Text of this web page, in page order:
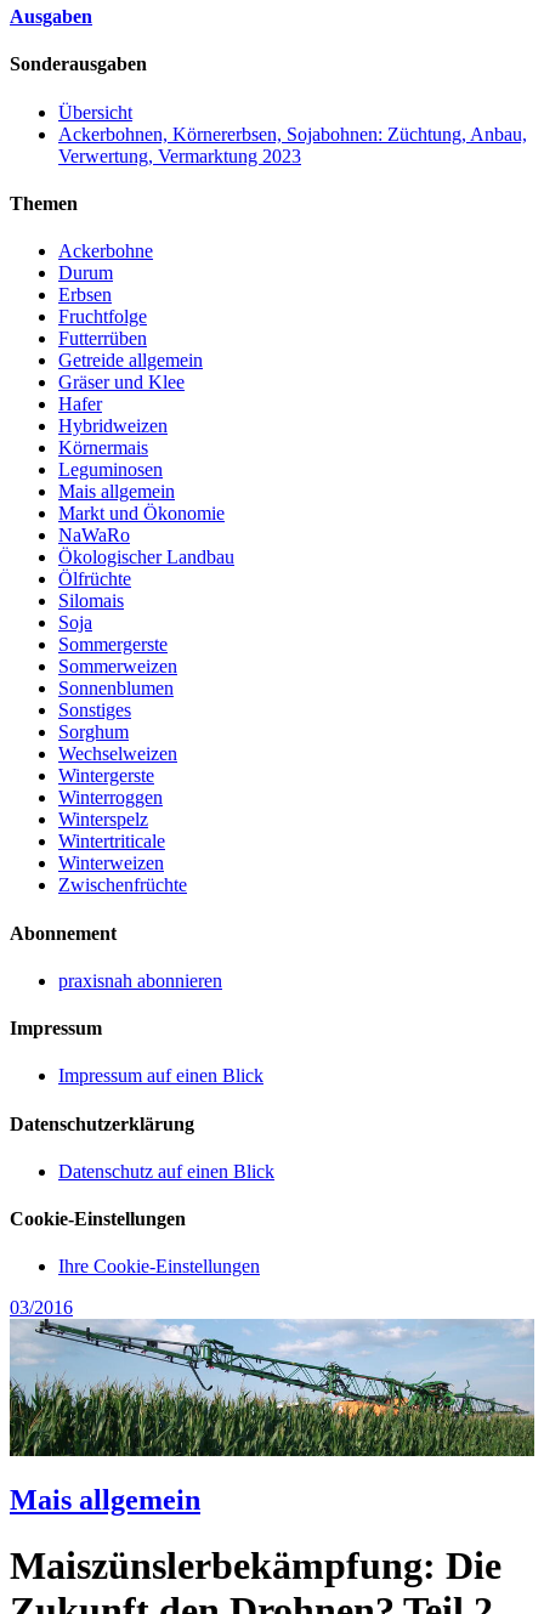
Ausgaben
Sonderausgaben
Übersicht
Ackerbohnen, Körnererbsen, Sojabohnen: Züchtung, Anbau,
Verwertung, Vermarktung 2023
Themen
Ackerbohne
Durum
Erbsen
Fruchtfolge
Futterrüben
Getreide allgemein
Gräser und Klee
Hafer
Hybridweizen
Körnermais
Leguminosen
Mais allgemein
Markt und Ökonomie
NaWaRo
Ökologischer Landbau
Ölfrüchte
Silomais
Soja
Sommergerste
Sommerweizen
Sonnenblumen
Sonstiges
Sorghum
Wechselweizen
Wintergerste
Winterroggen
Winterspelz
Wintertriticale
Winterweizen
Zwischenfrüchte
Abonnement
praxisnah abonnieren
Impressum
Impressum auf einen Blick
Datenschutzerklärung
Datenschutz auf einen Blick
Cookie-Einstellungen
Ihre Cookie-Einstellungen
03/2016
Mais allgemein
Maiszünslerbekämpfung: Die